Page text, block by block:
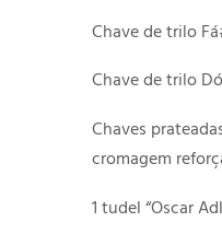
Chave de trilo
Chave de trilo
Chaves
cromagem
1 tudel “Oscar